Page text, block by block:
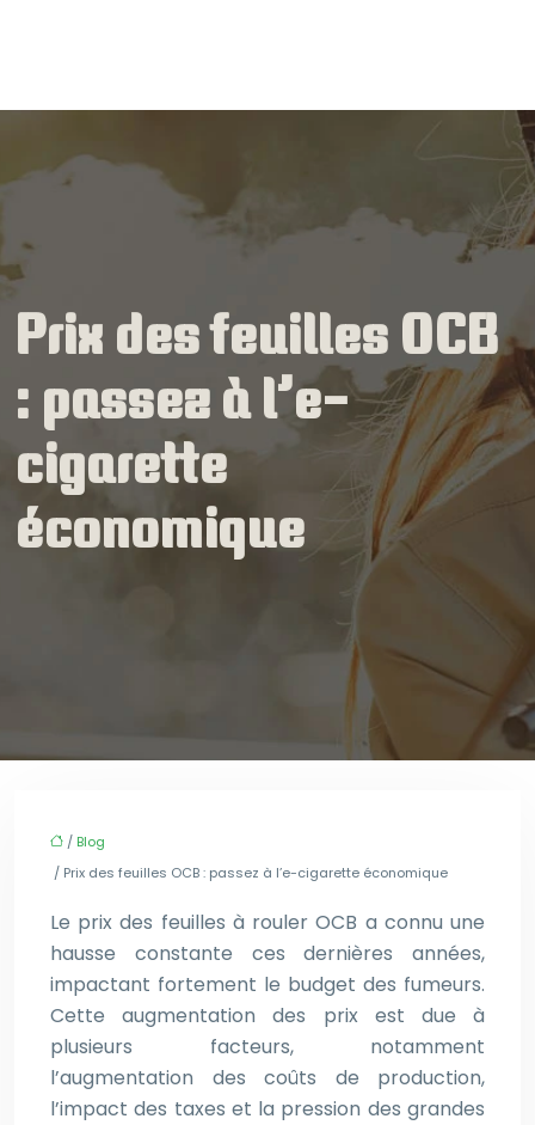
Prix des feuilles OCB
: passez à l’e-
cigarette
économique
/ Blog
/ Prix des feuilles OCB : passez à l’e-cigarette économique
Le prix des feuilles à rouler OCB a connu une
hausse constante ces dernières années,
impactant fortement le budget des fumeurs.
Cette augmentation des prix est due à
plusieurs facteurs, notamment
l’augmentation des coûts de production,
l’impact des taxes et la pression des grandes